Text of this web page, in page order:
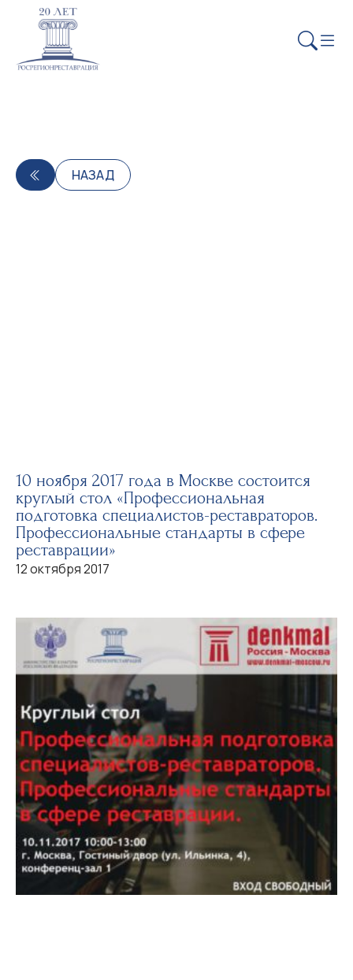
НАЗАД
10 ноября 2017 года в Москве состоится
круглый стол «Профессиональная
подготовка специалистов-реставраторов.
Профессиональные стандарты в сфере
реставрации»
12 октября 2017